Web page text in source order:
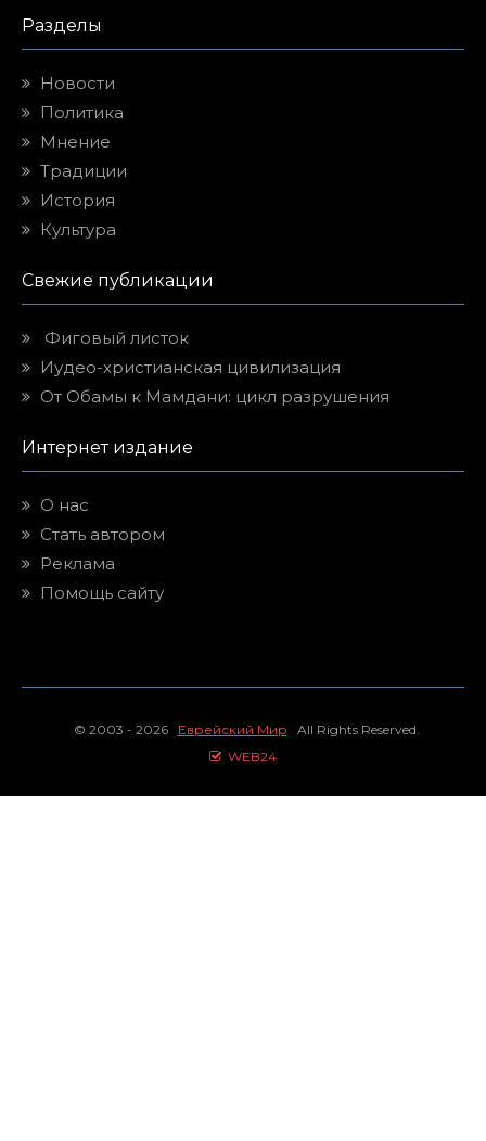
Разделы
Новости
Политика
Мнение
Традиции
История
Культура
Свежие публикации
Фиговый листок
Иудео-христианская цивилизация
От Обамы к Мамдани: цикл разрушения
Интернет издание
О нас
Стать автором
Реклама
Помощь сайту
© 2003 - 2026 Еврейский Мир All Rights Reserved.
WEB24